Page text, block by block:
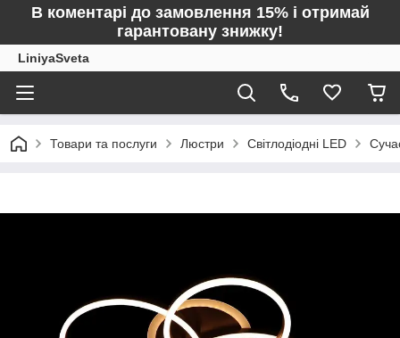
В коментарі до замовлення 15% і отримай
гарантовану знижку!
LiniyaSveta
Товари та послуги Люстри Світлодіодні LED